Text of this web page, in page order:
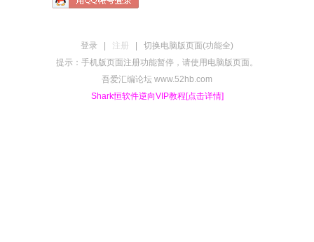
登录 注册
切换电脑版页面(功能全)
提示：手机版页面注册功能暂停，请使用电脑版页面。
吾爱汇编论坛 www.52hb.com
Shark恒软件逆向VIP教程[点击详情]